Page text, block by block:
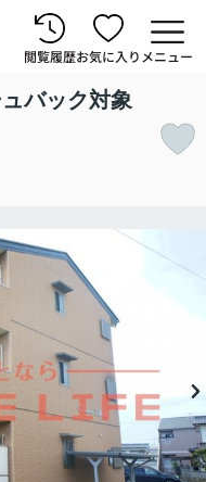
閲覧履歴お気に入り メニュー
バック対象